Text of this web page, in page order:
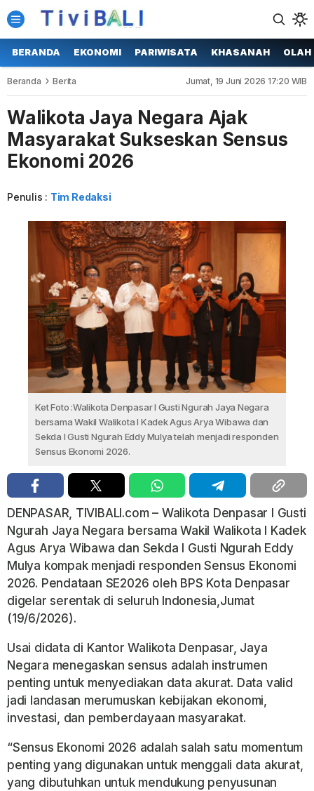
BERANDA EKONOMI PARIWISATA KHASANAH OLAH
Beranda Berita Jumat, 19 Juni 2026 17:20 WIB
Walikota Jaya Negara Ajak
Masyarakat Sukseskan Sensus
Ekonomi 2026
Penulis : Tim Redaksi
Ket Foto :Walikota Denpasar I Gusti Ngurah Jaya Negara
bersama Wakil Walikota I Kadek Agus Arya Wibawa dan
Sekda I Gusti Ngurah Eddy Mulya telah menjadi responden
Sensus Ekonomi 2026.
DENPASAR, TIVIBALI.com – Walikota Denpasar I Gusti
Ngurah Jaya Negara bersama Wakil Walikota I Kadek
Agus Arya Wibawa dan Sekda I Gusti Ngurah Eddy
Mulya kompak menjadi responden Sensus Ekonomi
2026. Pendataan SE2026 oleh BPS Kota Denpasar
digelar serentak di seluruh Indonesia,Jumat
(19/6/2026).
Usai didata di Kantor Walikota Denpasar, Jaya
Negara menegaskan sensus adalah instrumen
penting untuk menyediakan data akurat. Data valid
jadi landasan merumuskan kebijakan ekonomi,
investasi, dan pemberdayaan masyarakat.
“Sensus Ekonomi 2026 adalah salah satu momentum
penting yang digunakan untuk menggali data akurat,
yang dibutuhkan untuk mendukung penyusunan